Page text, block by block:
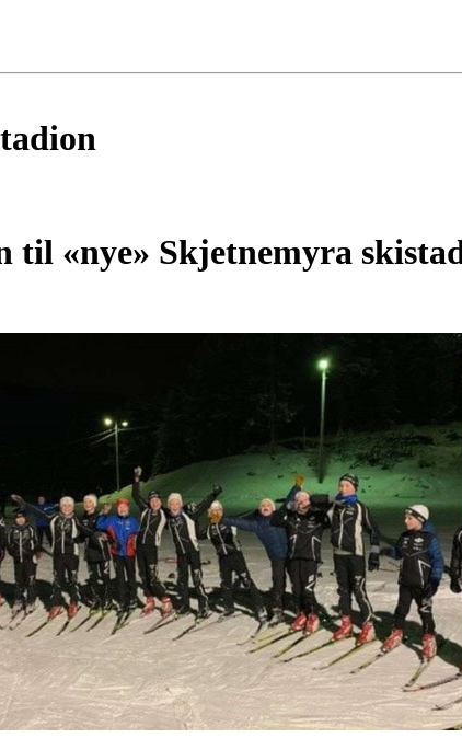
til «nye» Skjetnemyra